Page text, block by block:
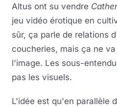
Altus ont su vendre
jeu vidéo érotique en
sûr, ça parle de relations
coucheries, mais ça ne
l'image. Les sous-
pas les visuels.
L'idée est qu'en parallèle